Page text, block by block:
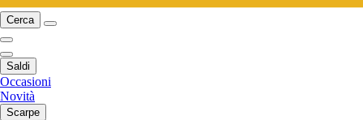
Cerca
Saldi
Occasioni
Novità
Scarpe